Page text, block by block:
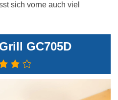
sich vorne auch viel
GC705D